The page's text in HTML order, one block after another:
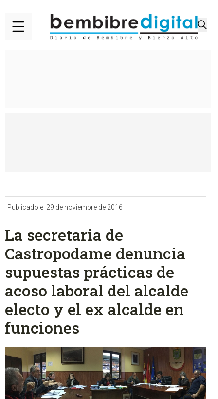
Publicado el 29 de noviembre de 2016
La secretaria de
Castropodame denuncia
supuestas prácticas de
acoso laboral del alcalde
electo y el ex alcalde en
funciones